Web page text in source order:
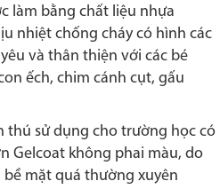
làm bằng chất liệu nhựa
nhiệt chống cháy có hình các
và thân thiện với các bé
ếch, chim cánh cụt, gấu
thú sử dụng cho trường học có
Gelcoat không phai màu, do
mặt quá thường xuyên